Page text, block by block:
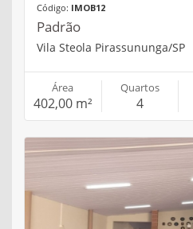
Código: IMOB12
Padrão
Vila Steola Pirassununga/SP
Área
402,00 m²
Quartos
4